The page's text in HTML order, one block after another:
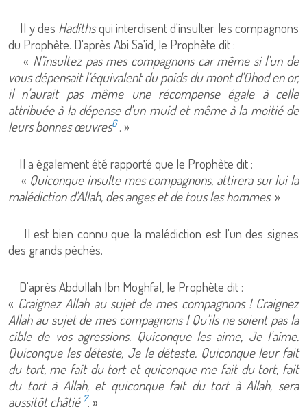
Il y des Hadithsqui interdisent d'insulter les compagnons
du Prophète. D'après Abi Sa'id, le Prophète dit :
« N’insultez pas mes compagnons car même si l’un de
vous dépensait l’équivalent du poids du mont d'Ohod en or,
il n'aurait pas même une récompense égale à celle
attribuée à la dépense d'un muid et même à la moitié de
leurs bonnes œuvres6 . »
Il a également été rapporté que le Prophète dit :
« Quiconque insulte mes compagnons, attirera sur lui la
malédiction d'Allah, des anges et de tous les hommes. »
Il est bien connu que la malédiction est l'un des signes
des grands péchés.
D'après Abdullah Ibn Moghfal, le Prophète dit :
« Craignez Allah au sujet de mes compagnons ! Craignez
Allah au sujet de mes compagnons ! Qu'ils ne soient pas la
cible de vos agressions. Quiconque les aime, Je l'aime.
Quiconque les déteste, Je le déteste. Quiconque leur fait
du tort, me fait du tort et quiconque me fait du tort, fait
du tort à Allah, et quiconque fait du tort à Allah, sera
aussitôt châtié 7. »